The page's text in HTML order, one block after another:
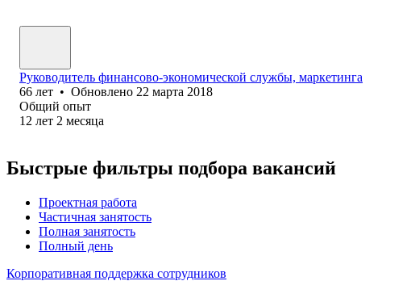
Руководитель финансово-экономической службы, маркетинга
66 лет • Обновлено 22 марта 2018
Общий опыт
12 лет 2 месяца
Быстрые фильтры подбора вакансий
Проектная работа
Частичная занятость
Полная занятость
Полный день
Корпоративная поддержка сотрудников